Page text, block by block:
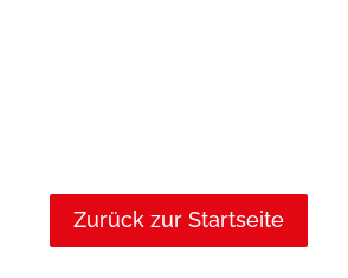
Zurück zur Startseite